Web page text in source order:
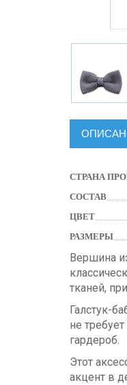
СТРАНА
СОСТАВ
ЦВЕТ
РАЗМЕРЫ
Вершина
тканей,
Галстук-
не
гардероб.
Этот
акцент в